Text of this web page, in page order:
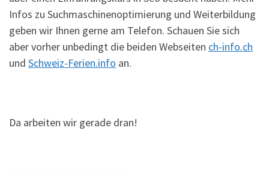
Infos zu Suchmaschinenoptimierung und Weiterbildung
geben wir Ihnen gerne am Telefon. Schauen Sie sich
aber vorher unbedingt die beiden Webseiten ch-info.ch
und Schweiz-Ferien.info an.
Da arbeiten wir gerade dran!